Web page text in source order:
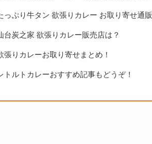
っぷり牛タン 欲張りカレー お取り寄せ通販
台炭之家 欲張りカレー販売店は？
張りカレーお取り寄せまとめ！
トルトカレーおすすめ記事もどうぞ！